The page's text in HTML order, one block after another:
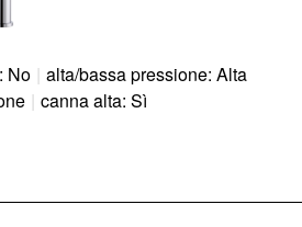
No | alta/bassa pressione: Alta
| canna alta: Sì